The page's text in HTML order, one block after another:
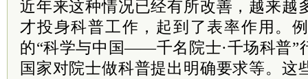
近年来这种情况已经有所改善，越来越
才投身科普工作，起到了表率作用。
的“科学与中国——千名院士·千场科普”
国家对院士做科普提出明确要求等。这